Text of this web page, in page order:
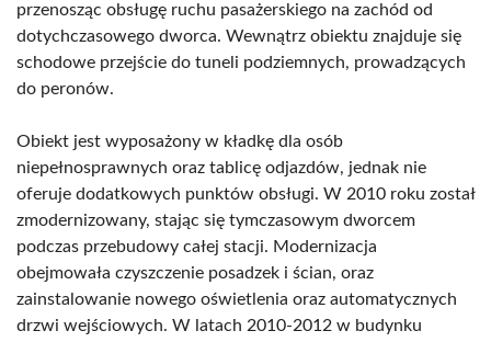
przenosząc obsługę ruchu pasażerskiego na zachód od
dotychczasowego dworca. Wewnątrz obiektu znajduje się
schodowe przejście do tuneli podziemnych, prowadzących
do peronów.
Obiekt jest wyposażony w kładkę dla osób
niepełnosprawnych oraz tablicę odjazdów, jednak nie
oferuje dodatkowych punktów obsługi. W 2010 roku został
zmodernizowany, stając się tymczasowym dworcem
podczas przebudowy całej stacji. Modernizacja
obejmowała czyszczenie posadzek i ścian, oraz
zainstalowanie nowego oświetlenia oraz automatycznych
drzwi wejściowych. W latach 2010-2012 w budynku